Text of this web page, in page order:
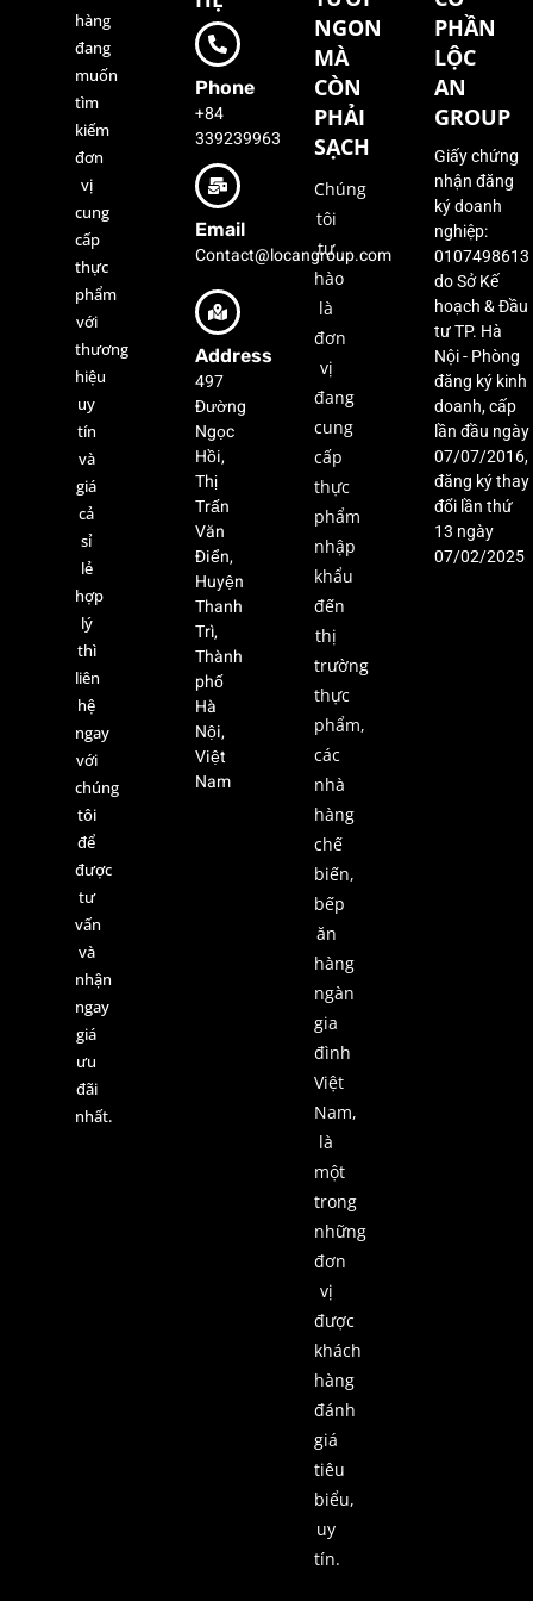
hàng
đang
muốn
tìm
kiếm
đơn
vị
cung
cấp
thực
phẩm
với
thương
hiệu
uy
tín
và
giá
cả
sỉ
lẻ
hợp
lý
thì
liên
hệ
ngay
với
chúng
tôi
để
được
tư
vấn
và
nhận
ngay
giá
ưu
đãi
nhất.
Phone
+84
339239963
Email
Contact@locangroup.com
Address
497
Đường
Ngọc
Hồi,
Thị
Trấn
Văn
Điển,
Huyện
Thanh
Trì,
Thành
phố
Hà
Nội,
Việt
Nam
NGON
MÀ
CÒN
PHẢI
SẠCH
Chúng
tôi
tự
hào
là
đơn
vị
đang
cung
cấp
thực
phẩm
nhập
khẩu
đến
thị
trường
thực
phẩm,
các
nhà
hàng
chế
biến,
bếp
ăn
hàng
ngàn
gia
đình
Việt
Nam,
là
một
trong
những
đơn
vị
được
khách
hàng
đánh
giá
tiêu
biểu,
uy
tín.
PHẦN
LỘC
AN
GROUP
Giấy chứng
nhận đăng
ký doanh
nghiệp:
0107498613
do Sở Kế
hoạch & Đầu
tư TP. Hà
Nội - Phòng
đăng ký kinh
doanh, cấp
lần đầu ngày
07/07/2016,
đăng ký thay
đổi lần thứ
13 ngày
07/02/2025